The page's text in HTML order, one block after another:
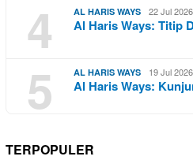
4 AL HARIS WAYS 22 Jul
Al Haris Ways: Titip
5 AL HARIS WAYS 19 Jul
Al Haris Ways:
TERPOPULER